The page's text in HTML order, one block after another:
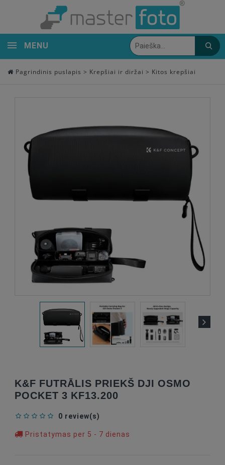
MENU
Pagrindinis puslapis > Krepšiai ir diržai > Kitos krepšiai
K&F FUTRĀLIS PRIEKŠ DJI OSMO
POCKET 3 KF13.200
0 review(s)
Pristatymas per 5 - 7 dienas